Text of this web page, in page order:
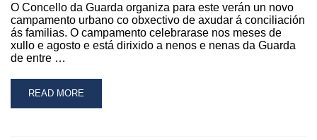
O Concello da Guarda organiza para este verán un novo
campamento urbano co obxectivo de axudar á conciliación
ás familias. O campamento celebrarase nos meses de
xullo e agosto e está dirixido a nenos e nenas da Guarda
de entre …
READ
MORE
READ MORE